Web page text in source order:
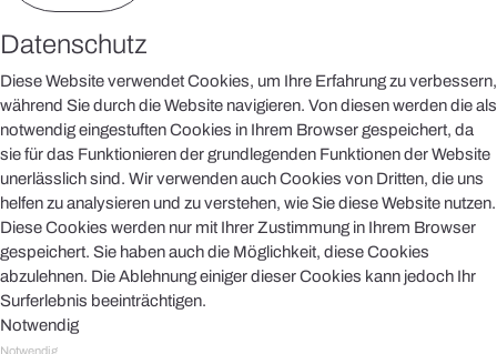
Datenschutz
Diese Website verwendet Cookies, um Ihre Erfahrung zu verbessern,
während Sie durch die Website navigieren. Von diesen werden die als
notwendig eingestuften Cookies in Ihrem Browser gespeichert, da
sie für das Funktionieren der grundlegenden Funktionen der Website
unerlässlich sind. Wir verwenden auch Cookies von Dritten, die uns
helfen zu analysieren und zu verstehen, wie Sie diese Website nutzen.
Diese Cookies werden nur mit Ihrer Zustimmung in Ihrem Browser
gespeichert. Sie haben auch die Möglichkeit, diese Cookies
abzulehnen. Die Ablehnung einiger dieser Cookies kann jedoch Ihr
Surferlebnis beeinträchtigen.
Notwendig
Notwendig